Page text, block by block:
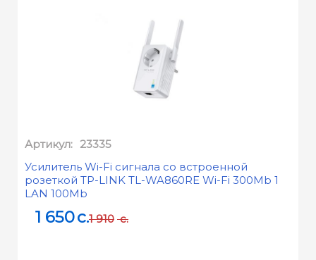
Артикул: 23335
Усилитель Wi-Fi сигнала со встроенной
розеткой TP-LINK TL-WA860RE Wi-Fi 300Mb 1
LAN 100Mb
1 650c.1 910 c.